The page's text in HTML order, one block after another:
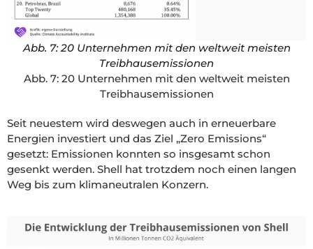
Abb. 7: 20 Unternehmen mit den weltweit meisten
Treibhausemissionen
Abb. 7: 20 Unternehmen mit den weltweit meisten
Treibhausemissionen
Seit neuestem wird deswegen auch in erneuerbare
Energien investiert und das Ziel „Zero Emissions“
gesetzt: Emissionen konnten so insgesamt schon
gesenkt werden. Shell hat trotzdem noch einen langen
Weg bis zum klimaneutralen Konzern.